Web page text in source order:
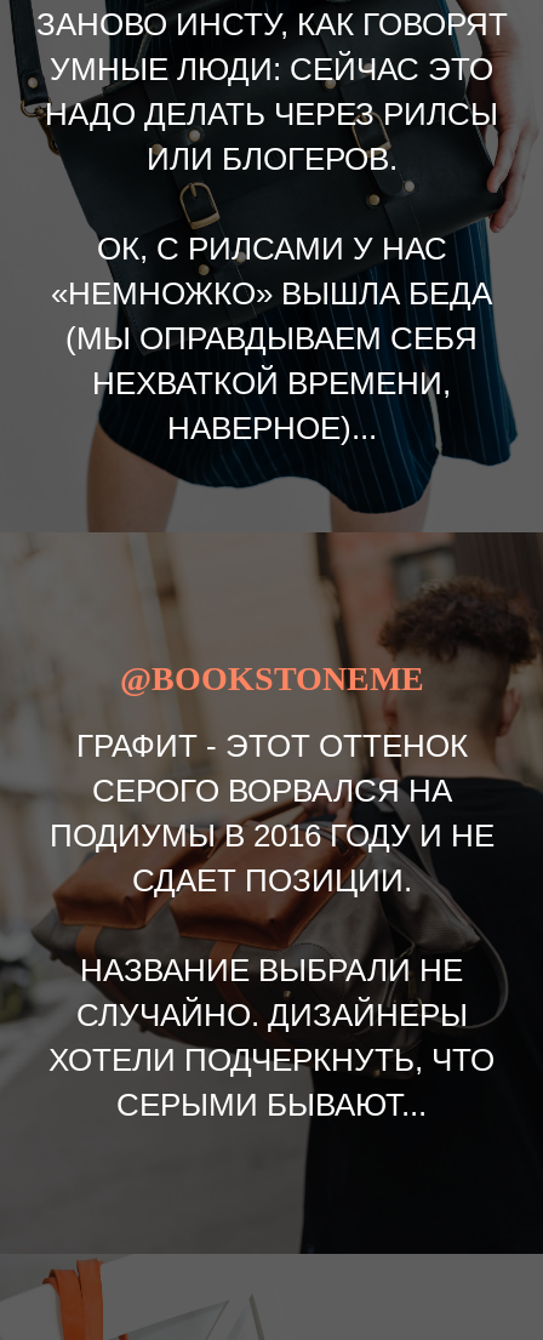
ЗАНОВО ИНСТУ, КАК ГОВОРЯТ
УМНЫЕ ЛЮДИ: СЕЙЧАС ЭТО
НАДО ДЕЛАТЬ ЧЕРЕЗ РИЛСЫ
ИЛИ БЛОГЕРОВ.
ОК, С РИЛСАМИ У НАС
«НЕМНОЖКО» ВЫШЛА БЕДА
(МЫ ОПРАВДЫВАЕМ СЕБЯ
НЕХВАТКОЙ ВРЕМЕНИ,
НАВЕРНОЕ)...
@BOOKSTONEME
ГРАФИТ - ЭТОТ ОТТЕНОК
СЕРОГО ВОРВАЛСЯ НА
ПОДИУМЫ В 2016 ГОДУ И НЕ
СДАЕТ ПОЗИЦИИ.
НАЗВАНИЕ ВЫБРАЛИ НЕ
СЛУЧАЙНО. ДИЗАЙНЕРЫ
ХОТЕЛИ ПОДЧЕРКНУТЬ, ЧТО
СЕРЫМИ БЫВАЮТ...